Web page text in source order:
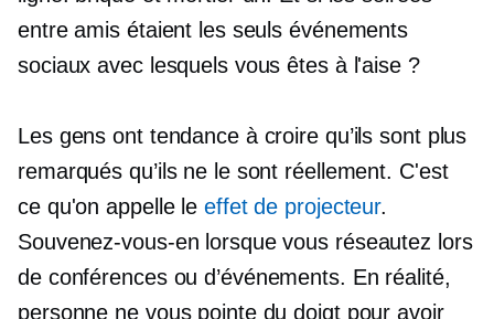
entre amis étaient les seuls événements
sociaux avec lesquels vous êtes à l'aise ?
Les gens ont tendance à croire qu’ils sont plus
remarqués qu’ils ne le sont réellement. C'est
ce qu'on appelle le effet de projecteur.
Souvenez-vous-en lorsque vous réseautez lors
de conférences ou d’événements. En réalité,
personne ne vous pointe du doigt pour avoir